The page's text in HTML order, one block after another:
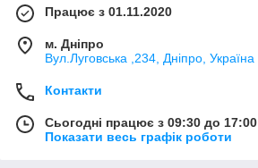
Працює з 01.11.2020
м. Дніпро
Вул.Луговська ,234, Дніпро, Україна
Контакти
Сьогодні працює з 09:30 до 17:00
Показати весь графік роботи